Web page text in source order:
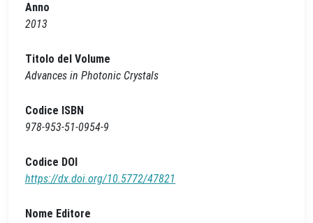
Anno
2013
Titolo del Volume
Advances in Photonic Crystals
Codice ISBN
978-953-51-0954-9
Codice DOI
https://dx.doi.org/10.5772/47821
Nome Editore